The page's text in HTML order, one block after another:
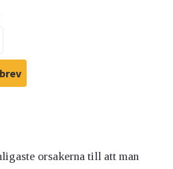
orsakerna till att man